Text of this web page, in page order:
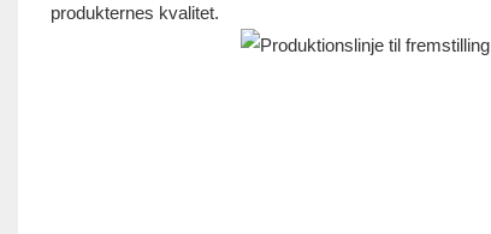
produkternes kvalitet.